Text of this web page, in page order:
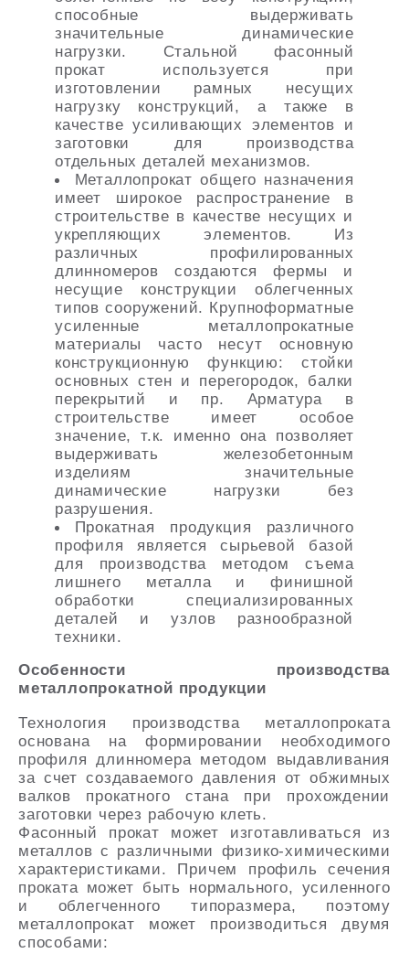
способные выдерживать
значительные динамические
нагрузки. Стальной фасонный
прокат используется при
изготовлении рамных несущих
нагрузку конструкций, а также в
качестве усиливающих элементов и
заготовки для производства
отдельных деталей механизмов.
Металлопрокат общего назначения
имеет широкое распространение в
строительстве в качестве несущих и
укрепляющих элементов. Из
различных профилированных
длинномеров создаются фермы и
несущие конструкции облегченных
типов сооружений. Крупноформатные
усиленные металлопрокатные
материалы часто несут основную
конструкционную функцию: стойки
основных стен и перегородок, балки
перекрытий и пр. Арматура в
строительстве имеет особое
значение, т.к. именно она позволяет
выдерживать железобетонным
изделиям значительные
динамические нагрузки без
разрушения.
Прокатная продукция различного
профиля является сырьевой базой
для производства методом съема
лишнего металла и финишной
обработки специализированных
деталей и узлов разнообразной
техники.
Особенности производства
металлопрокатной продукции
Технология производства металлопроката
основана на формировании необходимого
профиля длинномера методом выдавливания
за счет создаваемого давления от обжимных
валков прокатного стана при прохождении
заготовки через рабочую клеть.
Фасонный прокат может изготавливаться из
металлов с различными физико-химическими
характеристиками. Причем профиль сечения
проката может быть нормального, усиленного
и облегченного типоразмера, поэтому
металлопрокат может производиться двумя
способами: